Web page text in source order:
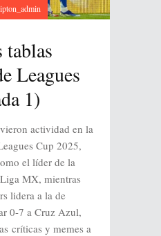
tablas
Leagues
1)
actividad en la
Cup 2025,
el líder de la
MX, mientras
lidera a la de
0-7 a Cruz Azul,
críticas y memes a